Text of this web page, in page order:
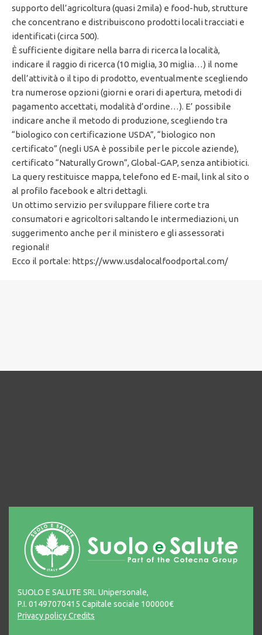
supporto dell’agricoltura (quasi 2mila) e food-hub, strutture
che concentrano e distribuiscono prodotti locali tracciati e
identificati (circa 500).
È sufficiente digitare nella barra di ricerca la località,
indicare il raggio di ricerca (10 miglia, 30 miglia…) il nome
dell’attività o il tipo di prodotto, eventualmente scegliendo
tra numerose opzioni (giorni e orari di apertura, metodi di
pagamento accettati, modalità d’ordine…). E’ possibile
indicare anche il metodo di produzione, scegliendo tra
“biologico con certificazione USDA”, “biologico non
certificato” (negli USA è possibile per le piccole aziende),
certificato “Naturally Grown”, Global-GAP, senza antibiotici.
La query restituisce mappa, telefono ed E-mail, link al sito o
al profilo facebook e altri dettagli.
Un ottimo servizio per sviluppare filiere corte tra
consumatori e agricoltori saltando le intermediazioni, un
suggerimento anche per il ministero e gli assessorati
regionali!
Ecco il portale: https://www.usdalocalfoodportal.com/
SUOLO E SALUTE SRL Unipersonale,
P.I. 01497070415 Capitale sociale 100000€
Privacy policyCredits